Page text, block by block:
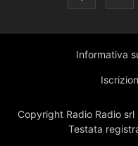
Informativa
Copyright Radio Radio
Testata